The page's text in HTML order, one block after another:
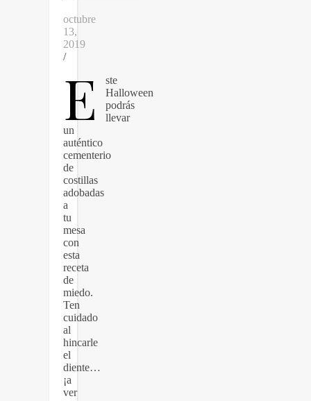
octubre
13,
2019
/
E
ste
Halloween
podrás
llevar
un
auténtico
cementerio
de
costillas
adobadas
a
tu
mesa
con
esta
receta
de
miedo.
Ten
cuidado
al
hincarle
el
diente…
¡a
ver